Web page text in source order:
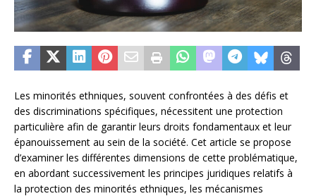
Les minorités ethniques, souvent confrontées à des défis et
des discriminations spécifiques, nécessitent une protection
particulière afin de garantir leurs droits fondamentaux et leur
épanouissement au sein de la société. Cet article se propose
d’examiner les différentes dimensions de cette problématique,
en abordant successivement les principes juridiques relatifs à
la protection des minorités ethniques, les mécanismes